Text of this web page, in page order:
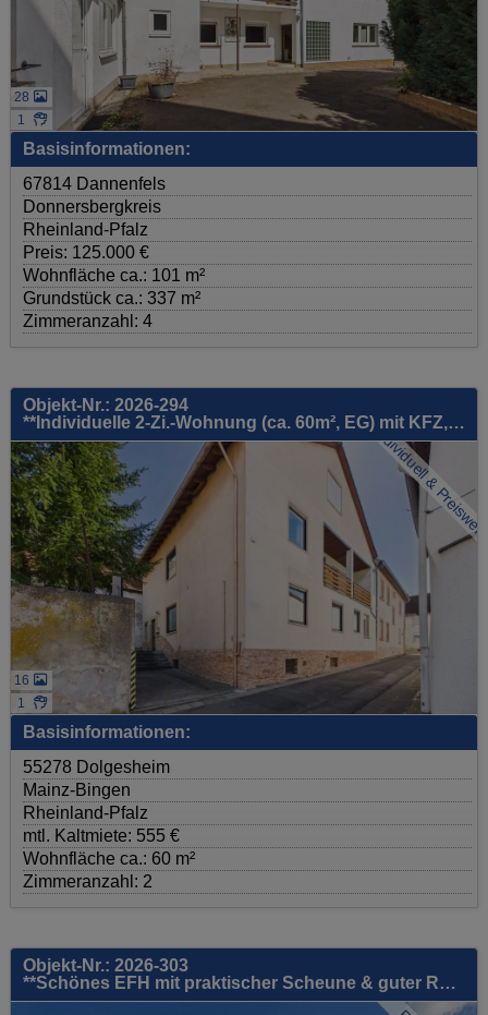
1
28
Basisinformationen:
67814 Dannenfels
Donnersbergkreis
Rheinland-Pfalz
Preis: 125.000 €
Wohnfläche ca.: 101 m²
Grundstück ca.: 337 m²
Zimmeranzahl: 4
Objekt-Nr.: 2026-294
**Individuelle 2-Zi.-Wohnung (ca. 60m², EG) mit KFZ, Terrasse, EBK - Dolgesheim**
1
16
Individuell &
Basisinformationen:
55278 Dolgesheim
Mainz-Bingen
Rheinland-Pfalz
mtl. Kaltmiete: 555 €
Wohnfläche ca.: 60 m²
Zimmeranzahl: 2
Objekt-Nr.: 2026-303
**Schönes EFH mit praktischer Scheune & guter Raumaufteilung - idyllisches Einselthum**